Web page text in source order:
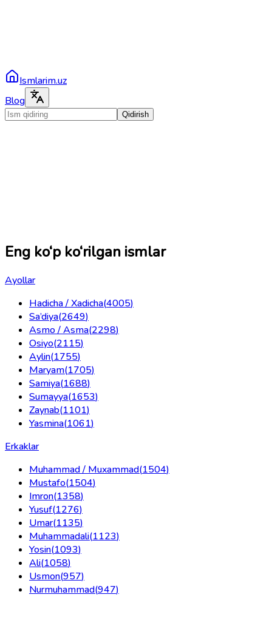
Ismlarim.uz
Blog
Qidirish
Eng ko‘p ko‘rilgan ismlar
Ayollar
Hadicha / Xadicha(4005)
Sa’diya(2649)
Asmo / Asma(2298)
Osiyo(2115)
Aylin(1755)
Maryam(1705)
Samiya(1688)
Sumayya(1653)
Zaynab(1101)
Yasmina(1061)
Erkaklar
Muhammad / Muxammad(1504)
Mustafo(1504)
Imron(1358)
Yusuf(1276)
Umar(1135)
Muhammadali(1123)
Yosin(1093)
Ali(1058)
Usmon(957)
Nurmuhammad(947)